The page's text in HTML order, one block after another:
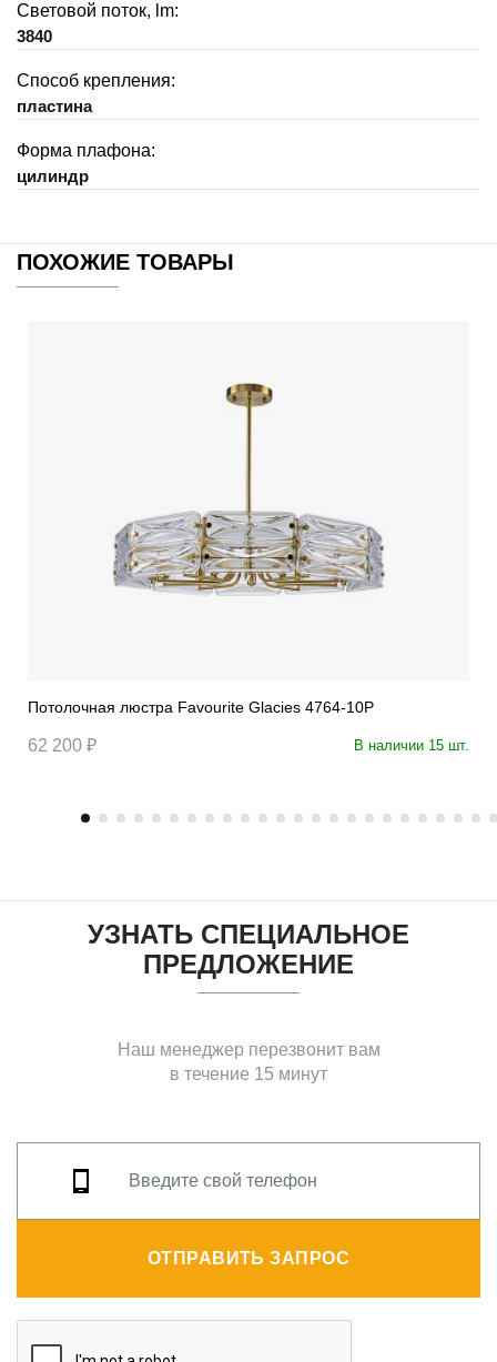
Световой поток, lm:
3840
Способ крепления:
пластина
Форма плафона:
цилиндр
ПОХОЖИЕ ТОВАРЫ
Потолочная люстра Favourite Glacies 4764-10P
62 200 ₽ В наличии 15 шт.
УЗНАТЬ СПЕЦИАЛЬНОЕ
ПРЕДЛОЖЕНИЕ
Наш менеджер перезвонит вам
в течение 15 минут
ОТПРАВИТЬ ЗАПРОС